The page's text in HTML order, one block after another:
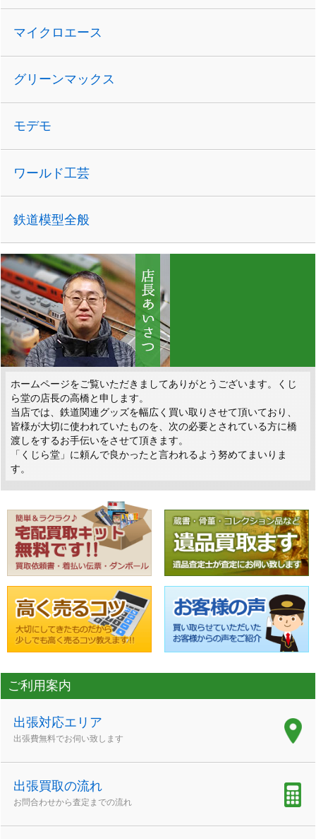
マイクロエース
グリーンマックス
モデモ
ワールド工芸
鉄道模型全般
ホームページをご覧いただきましてありがとうございます。くじ
ら堂の店長の高橋と申します。
当店では、鉄道関連グッズを幅広く買い取りさせて頂いており、
皆様が大切に使われていたものを、次の必要とされている方に橋
渡しをするお手伝いをさせて頂きます。
「くじら堂」に頼んで良かったと言われるよう努めてまいりま
す。
ご利用案内
出張対応エリア
出張費無料でお伺い致します
出張買取の流れ
お問合わせから査定までの流れ